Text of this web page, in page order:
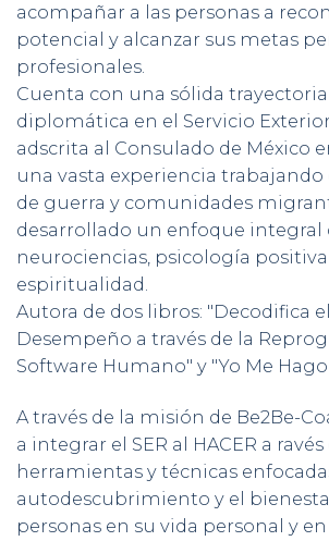
acompañar a las personas a
potencial y alcanzar sus metas
profesionales.
Cuenta con una sólida
diplomática en el Servicio
adscrita al Consulado de México
una vasta experiencia trabajando
de guerra y comunidades
desarrollado un enfoque integral
neurociencias, psicología
espiritualidad.
Autora de dos libros: "Decodifica
Desempeño a través de la
Software Humano" y "Yo Me
A través de la misión de Be2Be-
a integrar el SER al HACER a ravés
herramientas y técnicas
autodescubrimiento y el
personas en su vida personal y